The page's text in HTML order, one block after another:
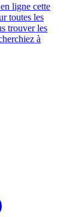
ligne cette
toutes les
trouver les
à